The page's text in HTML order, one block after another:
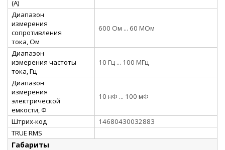
(А)
Диапазон
измерения
сопротивления
тока, Ом
600 Ом ... 60 МОм
Диапазон
измерения частоты
тока, Гц
10 Гц ... 100 МГц
Диапазон
измерения
электрической
емкости, Ф
10 нФ ... 100 мФ
Штрих-код
14680430032883
TRUE RMS
Габариты